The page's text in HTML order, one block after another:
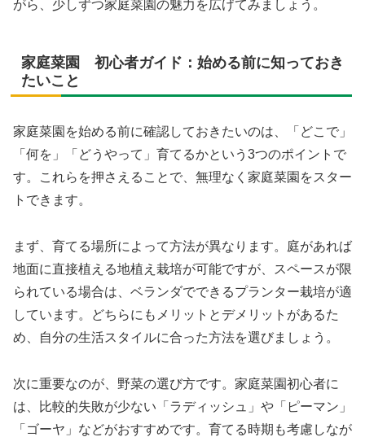
がら、少しずつ家庭菜園の魅力を広げてみましょう。
家庭菜園 初心者ガイド：始める前に知っておき
たいこと
家庭菜園を始める前に確認しておきたいのは、「どこで」
「何を」「どうやって」育てるかという3つのポイントで
す。これらを押さえることで、無理なく家庭菜園をスター
トできます。
まず、育てる場所によって方法が異なります。庭があれば
地面に直接植える地植え栽培が可能ですが、スペースが限
られている場合は、ベランダでできるプランター栽培が適
しています。どちらにもメリットとデメリットがあるた
め、自分の生活スタイルに合った方法を選びましょう。
次に重要なのが、野菜の選び方です。家庭菜園初心者に
は、比較的失敗が少ない「ラディッシュ」や「ピーマン」
「ゴーヤ」などがおすすめです。育てる時期も考慮しなが